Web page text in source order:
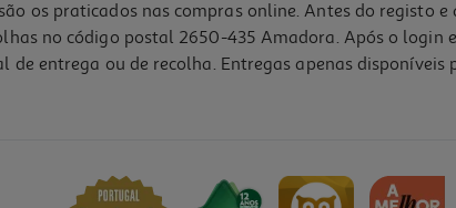
os praticados nas compras online. Antes do registo
no código postal 2650-435 Amadora. Após o login
de entrega ou de recolha. Entregas apenas